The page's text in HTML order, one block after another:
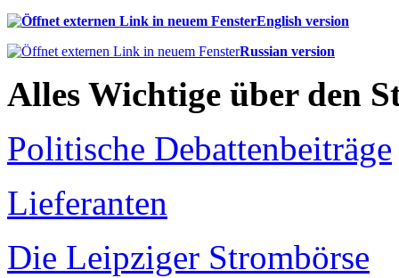
English version
Russian version
Alles Wichtige über den
Politische Debattenbeiträge
Lieferanten
Die Leipziger Strombörse